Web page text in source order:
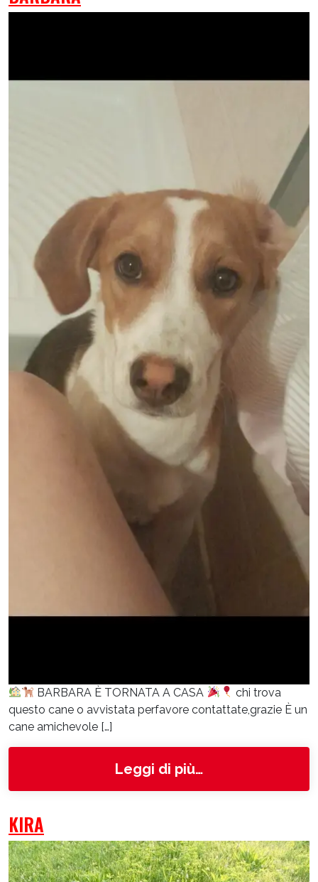
BARBARA È TORNATA A CASA
chi trova
questo cane o avvistata perfavore contattate,grazie È un
cane amichevole […]
Leggi di più…from Barbara
KIRA